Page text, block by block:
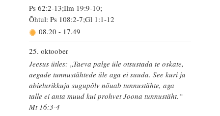
Ps 62:2-13;Ilm 19:9-10;
Õhtul: Ps 108:2-7;Gl 1:1-12
08.20 - 17.49
25. oktoober
Jeesus ütles: „Taeva palge üle otsustada te oskate,
aegade tunnustähtede üle aga ei suuda. See kuri ja
abielurikkuja sugupõlv nõuab tunnustähte, aga
talle ei anta muud kui prohvet Joona tunnustäht.“
Mt 16:3-4